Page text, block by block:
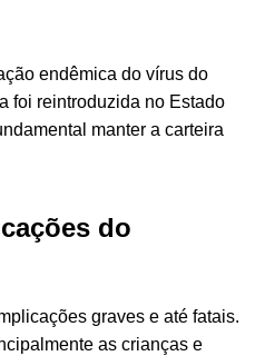
endêmica do vírus do
foi reintroduzida no Estado
manter a carteira
do
graves e até fatais.
as crianças e